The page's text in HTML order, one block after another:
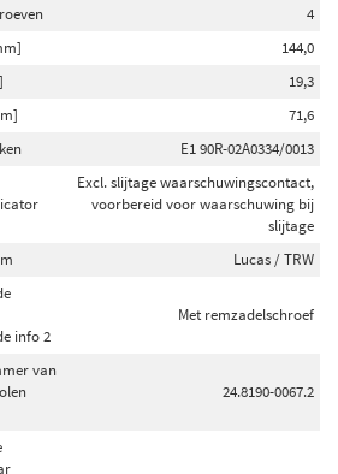
4
144,0
19,3
71,6
E1 90R-02A0334/0013
Excl. slijtage waarschuwingscontact,
voorbereid voor waarschuwing bij
slijtage
Lucas / TRW
info 2
Met remzadelschroef
van
24.8190-0067.2